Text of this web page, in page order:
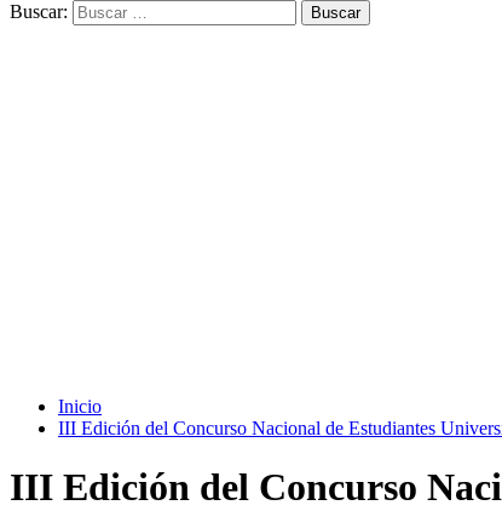
Buscar:
Inicio
III Edición del Concurso Nacional de Estudiantes
III Edición del Concurso